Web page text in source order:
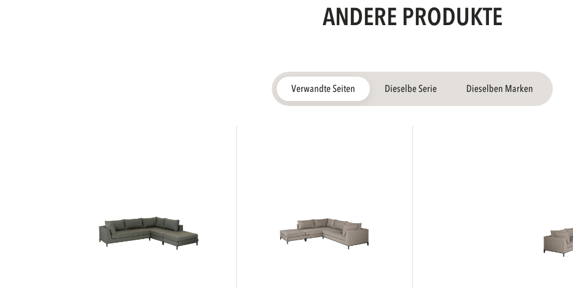
ANDERE PRODUKTE
Verwandte Seiten Dieselbe Serie Dieselben Marken